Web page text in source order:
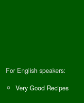
For English speakers:
Very Good Recipes